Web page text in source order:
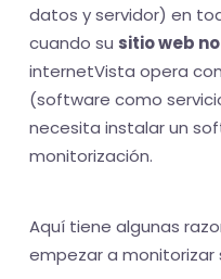
datos y servidor) en
cuando su sitio web
internetVista opera
(software como
necesita instalar un
monitorización.
Aquí tiene algunas
empezar a monitorizar